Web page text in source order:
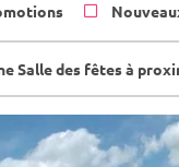
Salle des fêtes à